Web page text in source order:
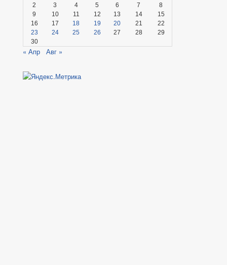
2
3 4 5 6 7
8
9
10 11 12 13 14
15
16
17 18 19 20 21
22
23
24 25 26 27 28
29
30
« Апр Авг »